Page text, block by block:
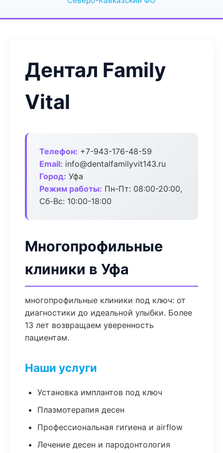
Дентал Family
Vital
Телефон: +7-943-176-48-59
Email: info@dentalfamilyvit143.ru
Город: Уфа
Режим работы: Пн-Пт: 08:00-20:00,
Сб-Вс: 10:00-18:00
Многопрофильные
клиники в Уфа
многопрофильные клиники под ключ: от
диагностики до идеальной улыбки. Более
13 лет возвращаем уверенность
пациентам.
Наши услуги
Установка имплантов под ключ
Плазмотерапия десен
Профессиональная гигиена и airflow
Лечение десен и пародонтология